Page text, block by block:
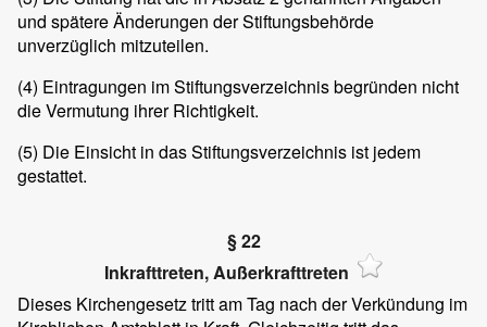
und spätere Änderungen der Stiftungsbehörde
unverzüglich mitzuteilen.
(4) Eintragungen im Stiftungsverzeichnis begründen nicht
die Vermutung ihrer Richtigkeit.
(5) Die Einsicht in das Stiftungsverzeichnis ist jedem
gestattet.
§ 22
Inkrafttreten, Außerkrafttreten
Dieses Kirchengesetz tritt am Tag nach der Verkündung im